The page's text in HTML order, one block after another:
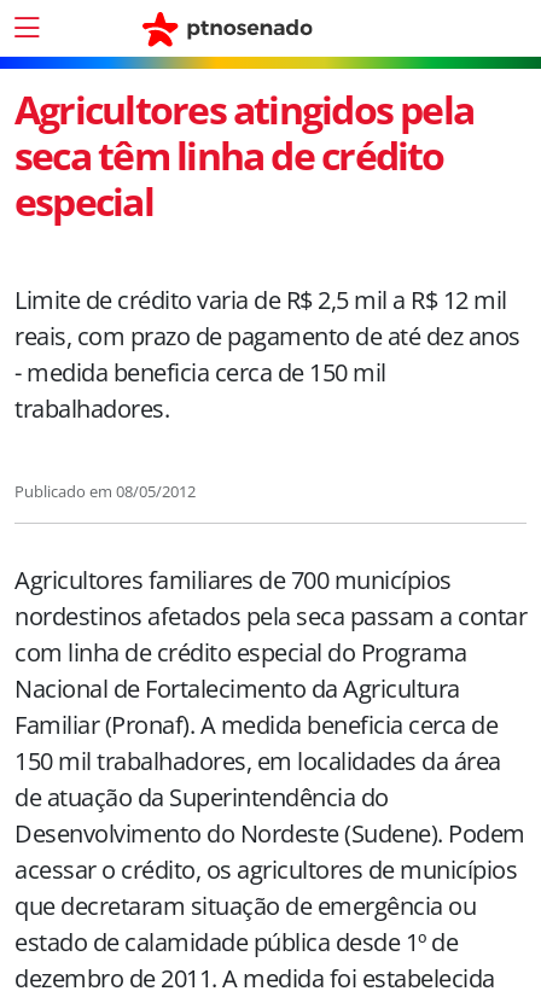
Agricultores atingidos pela
seca têm linha de crédito
especial
Limite de crédito varia de R$ 2,5 mil a R$ 12 mil
reais, com prazo de pagamento de até dez anos
- medida beneficia cerca de 150 mil
trabalhadores.
Publicado em 08/05/2012
Agricultores familiares de 700 municípios
nordestinos afetados pela seca passam a contar
com linha de crédito especial do Programa
Nacional de Fortalecimento da Agricultura
Familiar (Pronaf). A medida beneficia cerca de
150 mil trabalhadores, em localidades da área
de atuação da Superintendência do
Desenvolvimento do Nordeste (Sudene). Podem
acessar o crédito, os agricultores de municípios
que decretaram situação de emergência ou
estado de calamidade pública desde 1º de
dezembro de2011. Amedida foi estabelecida